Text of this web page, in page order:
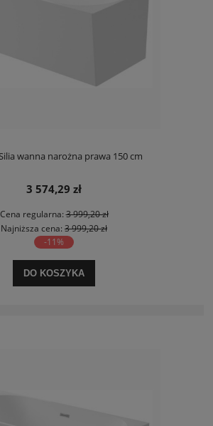
wanna narożna prawa 150 cm
3 574,29 zł
Cena regularna:3 999,20 zł
Najniższa cena: 3 999,20 zł
-11%
DO KOSZYKA